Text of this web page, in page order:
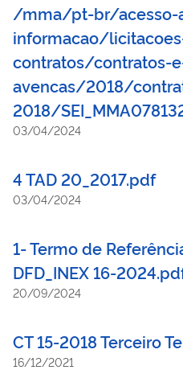
/mma/pt-br/acesso-
informacao/
contratos/contratos-
avencas/2018/
2018/
03/04/2024
4 TAD 20_2017.pdf
03/04/2024
1- Termo de
DFD_INEX 16-
20/09/2024
CT 15-2018 Terceiro
16/12/2021